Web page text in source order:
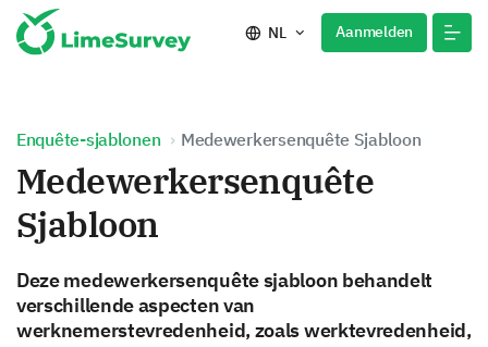
NL Aanmelden
Enquête-sjablonen Medewerkersenquête Sjabloon
Medewerkersenquête
Sjabloon
Deze medewerkersenquête sjabloon behandelt
verschillende aspecten van
werknemerstevredenheid, zoals werktevredenheid,